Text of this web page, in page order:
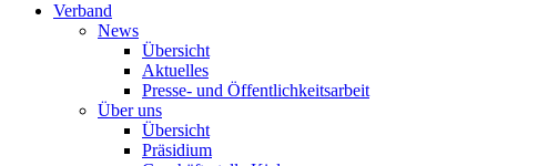
Verband
News
Übersicht
Aktuelles
Presse- und Öffentlichkeitsarbeit
Über uns
Übersicht
Präsidium